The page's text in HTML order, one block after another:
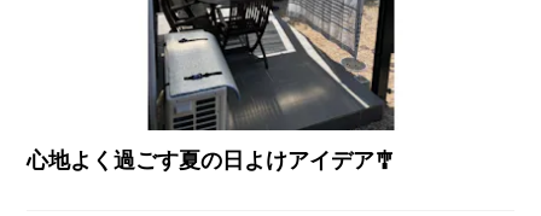
心地よく過ごす夏の日よけアイデア🎐